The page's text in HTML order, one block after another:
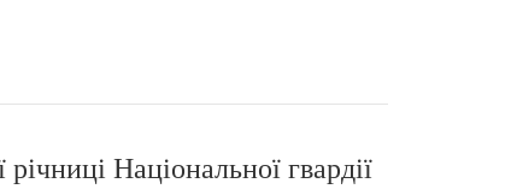
Національної гвардії